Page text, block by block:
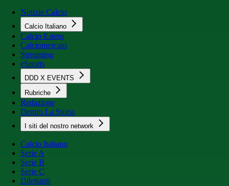
Notizie Calcio
Calcio Italiano
Calcio Estero
Calciomercato
Streaming
eSports
DDD X EVENTS
Rubriche
Redazione
Dentro La Storia
I siti del nostro network
Calcio Italiano
Serie A
Serie B
Serie C
Dilettanti